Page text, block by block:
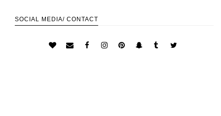
SOCIAL MEDIA/ CONTACT